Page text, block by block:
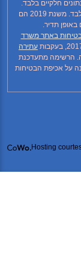
בלבד.
הנתונים בטבלה עד לשנת 2018 כוללים את ענף הבנייה בלבד. משנת 2019 הם
משרד
עתירה
מתעדכנת
הבטיחות